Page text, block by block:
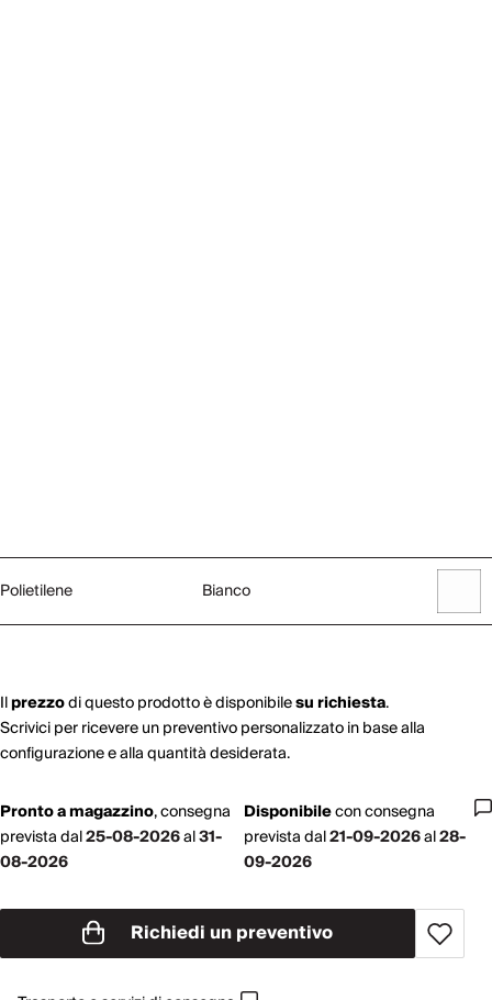
Polietilene Bianco
Ilprezzodi questo prodotto è disponibilesu richiesta.
Scrivici per ricevere un preventivo personalizzato in base alla
configurazione e alla quantità desiderata.
Pronto a magazzino,consegna
prevista dal25-08-2026al31-
08-2026
Disponibileconconsegna
prevista dal21-09-2026al28-
09-2026
Richiedi un preventivo